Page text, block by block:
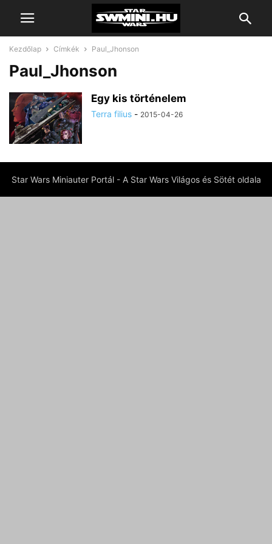
Kezdőlap Címkék Paul_Jhonson
Paul_Jhonson
Egy kis történelem
Terra filius - 2015-04-26
Star Wars Miniauter Portál - A Star Wars Világos és Sötét oldala